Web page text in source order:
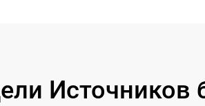
Источников